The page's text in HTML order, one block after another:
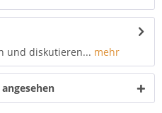
und diskutieren... mehr